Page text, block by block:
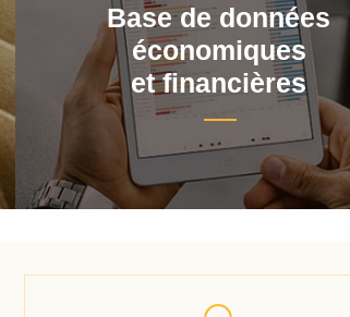
Base de données
économiques
et financières